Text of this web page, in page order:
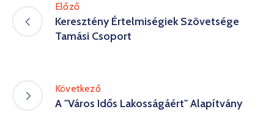
Előző
Keresztény Értelmiségiek Szövetsége
Tamási Csoport
Következő
A "Város Idős Lakosságáért" Alapítvány